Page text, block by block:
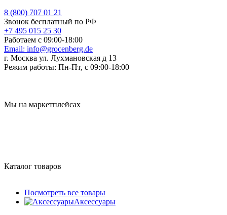
8 (800) 707 01 21
Звонок бесплатный по РФ
+7 495 015 25 30
Работаем с 09:00-18:00
Email: info@grocenberg.de
г. Москва ул. Лухмановская д 13
Режим работы: Пн-Пт, с 09:00-18:00
Мы на маркетплейсах
Каталог товаров
Посмотреть все товары
Аксессуары